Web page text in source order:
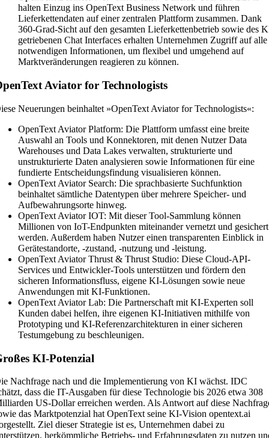
halten Einzug ins OpenText Business Network und führen
Lieferkettendaten auf einer zentralen Plattform zusammen. Dank
360-Grad-Sicht auf den gesamten Lieferkettenbetrieb sowie des
getriebenen Chat Interfaces erhalten Unternehmen Zugriff auf alle
notwendigen Informationen, um flexibel und umgehend auf
Marktveränderungen reagieren zu können.
Aviator for Technologists
Neuerungen beinhaltet »OpenText Aviator for Technologists«:
OpenText Aviator Platform: Die Plattform umfasst eine breite
Auswahl an Tools und Konnektoren, mit denen Nutzer Data
Warehouses und Data Lakes verwalten, strukturierte und
unstrukturierte Daten analysieren sowie Informationen für eine
fundierte Entscheidungsfindung visualisieren können.
OpenText Aviator Search: Die sprachbasierte Suchfunktion
beinhaltet sämtliche Datentypen über mehrere Speicher- und
Aufbewahrungsorte hinweg.
OpenText Aviator IOT: Mit dieser Tool-Sammlung können
Millionen von IoT-Endpunkten miteinander vernetzt und gesichert
werden. Außerdem haben Nutzer einen transparenten Einblick in
Gerätestandorte, -zustand, -nutzung und -leistung.
OpenText Aviator Thrust & Thrust Studio: Diese Cloud-API-
Services und Entwickler-Tools unterstützen und fördern den
sicheren Informationsfluss, eigene KI-Lösungen sowie neue
Anwendungen mit KI-Funktionen.
OpenText Aviator Lab: Die Partnerschaft mit KI-Experten soll
Kunden dabei helfen, ihre eigenen KI-Initiativen mithilfe von
Prototyping und KI-Referenzarchitekturen in einer sicheren
Testumgebung zu beschleunigen.
KI-Potenzial
Nachfrage nach und die Implementierung von KI wächst. IDC
dass die IT-Ausgaben für diese Technologie bis 2026 etwa 308
US-Dollar erreichen werden. Als Antwort auf diese
das Marktpotenzial hat OpenText seine KI-Vision opentext.ai
Ziel dieser Strategie ist es, Unternehmen dabei zu
herkömmliche Betriebs- und Erfahrungsdaten zu nutzen